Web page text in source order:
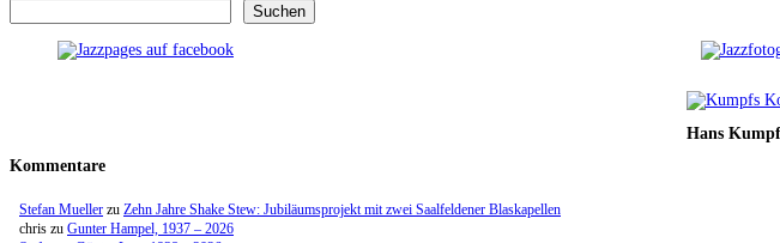
Suchen
Hans
Kommentare
Stefan Mueller zu Zehn Jahre Shake Stew: Jubiläumsprojekt mit zwei Saalfeldener Blaskapellen
chris zu Gunter Hampel, 1937 – 2026